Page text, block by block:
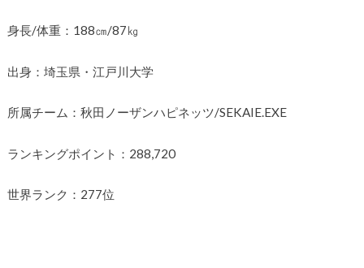
身長/体重：188㎝/87㎏
出身：埼玉県・江戸川大学
所属チーム：秋田ノーザンハピネッツ/SEKAIE.EXE
ランキングポイント：288,720
世界ランク：277位